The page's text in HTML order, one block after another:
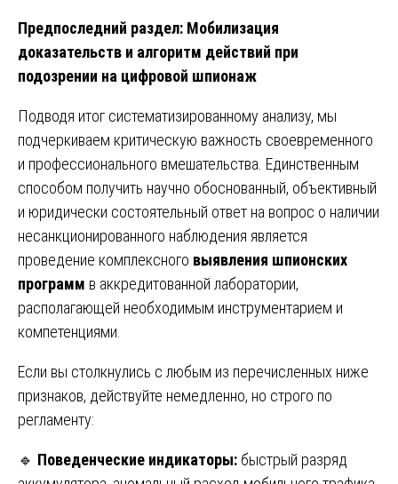
Предпоследний раздел: Мобилизация
доказательств и алгоритм действий при
подозрении на цифровой шпионаж
Подводя итог систематизированному анализу, мы
подчеркиваем критическую важность своевременного
и профессионального вмешательства. Единственным
способом получить научно обоснованный, объективный
и юридически состоятельный ответ на вопрос о наличии
несанкционированного наблюдения является
проведение комплексного выявления шпионских
программ в аккредитованной лаборатории,
располагающей необходимым инструментарием и
компетенциями.
Если вы столкнулись с любым из перечисленных ниже
признаков, действуйте немедленно, но строго по
регламенту:
🔹 Поведенческие индикаторы: быстрый разряд